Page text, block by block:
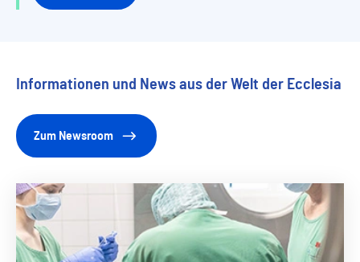
Informationen und News aus der Welt der Ecclesia
Zum Newsroom